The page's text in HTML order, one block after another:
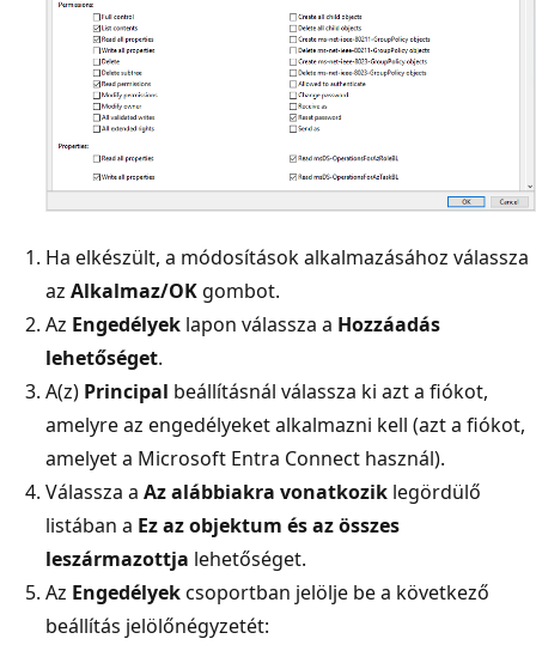
Ha elkészült, a módosítások alkalmazásához válassza
az Alkalmaz/OK gombot.
Az Engedélyek lapon válassza a Hozzáadás
lehetőséget.
A(z) Principal beállításnál válassza ki azt a fiókot,
amelyre az engedélyeket alkalmazni kell (azt a fiókot,
amelyet a Microsoft Entra Connect használ).
Válassza a Az alábbiakra vonatkozik legördülő
listában a Ez az objektum és az összes
leszármazottja lehetőséget.
Az Engedélyekcsoportban jelölje be a következő
beállítás jelölőnégyzetét: